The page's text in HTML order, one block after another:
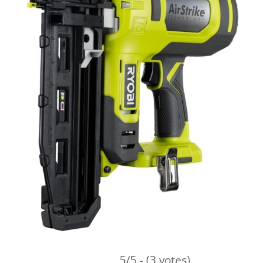
5/5 - (3 votes)